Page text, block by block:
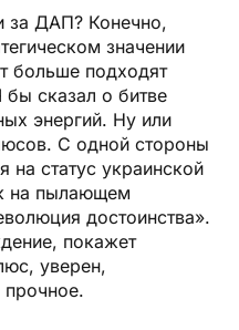
за ДАП? Конечно,
значении
больше подходят
бы сказал о битве
энергий. Ну или
С одной стороны
статус украинской
на пылающем
достоинства».
покажет
уверен,